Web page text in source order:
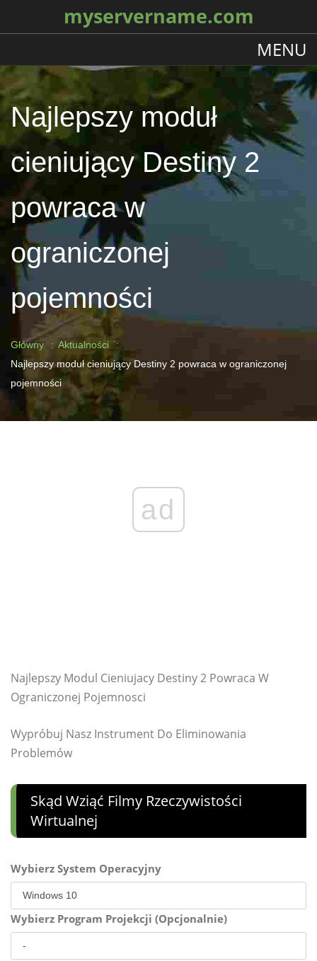
myservername.com
MENU
Najlepszy moduł
cieniujący Destiny 2
powraca w
ograniczonej
pojemności
Główny
Aktualności
Najlepszy moduł cieniujący Destiny 2 powraca w ograniczonej
pojemności
ad
Najlepszy Modul Cieniujacy Destiny 2 Powraca W
Ograniczonej Pojemnosci
Wypróbuj Nasz Instrument Do Eliminowania
Problemów
Skąd Wziąć Filmy Rzeczywistości
Wirtualnej
Wybierz System Operacyjny
Wybierz Program Projekcji (Opcjonalnie)